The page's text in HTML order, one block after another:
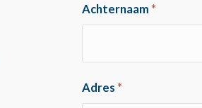
Achternaam *
Adres *